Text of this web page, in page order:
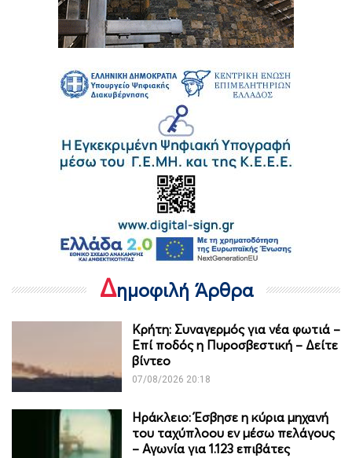
Δημοφιλή Άρθρα
Κρήτη: Συναγερμός για νέα φωτιά –
Επί ποδός η Πυροσβεστική – Δείτε
βίντεο
07/08/2026 20:18
Ηράκλειο: Έσβησε η κύρια μηχανή
του ταχύπλοου εν μέσω πελάγους
– Αγωνία για 1.123 επιβάτες